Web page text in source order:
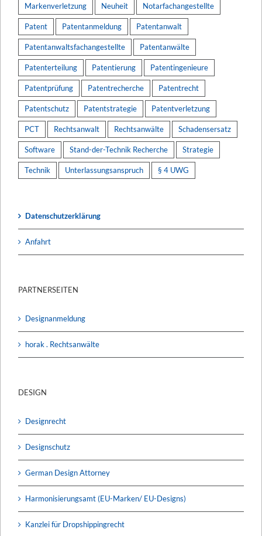
Markenverletzung Neuheit Notarfachangestellte
Patent Patentanmeldung Patentanwalt
Patentanwaltsfachangestellte Patentanwälte
Patenterteilung Patentierung Patentingenieure
Patentprüfung Patentrecherche Patentrecht
Patentschutz Patentstrategie Patentverletzung
PCT Rechtsanwalt Rechtsanwälte Schadensersatz
Software Stand-der-Technik Recherche Strategie
Technik Unterlassungsanspruch § 4 UWG
Datenschutzerklärung
Anfahrt
PARTNERSEITEN
Designanmeldung
horak . Rechtsanwälte
DESIGN
Designrecht
Designschutz
German Design Attorney
Harmonisierungsamt (EU-Marken/ EU-Designs)
Kanzlei für Dropshippingrecht